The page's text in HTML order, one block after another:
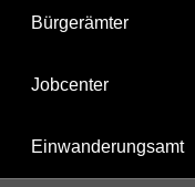
Bürgerämter
Jobcenter
Einwanderungsamt